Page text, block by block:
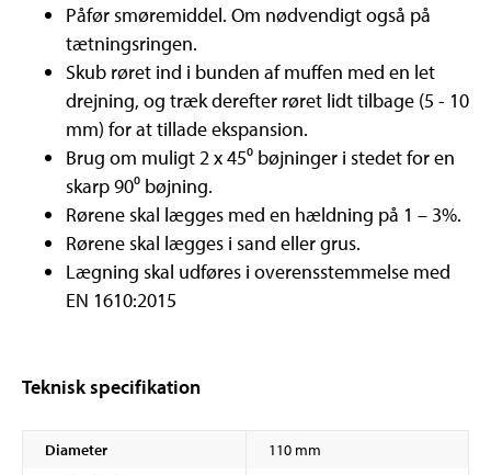
Påfør smøremiddel. Om nødvendigt også på
tætningsringen.
Skub røret ind i bunden af muffen med en let
drejning, og træk derefter røret lidt tilbage (5 - 10
mm) for at tillade ekspansion.
Brug om muligt 2 x 45⁰ bøjninger i stedet for en
skarp 90⁰ bøjning.
Rørene skal lægges med en hældning på 1 – 3%.
Rørene skal lægges i sand eller grus.
Lægning skal udføres i overensstemmelse med
EN 1610:2015
Teknisk specifikation
Diameter
110 mm